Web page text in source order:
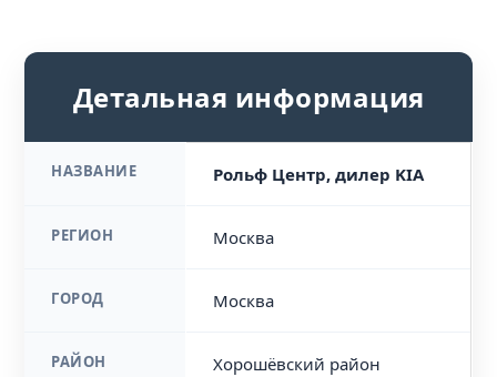
Детальная информация
НАЗВАНИЕ Рольф Центр, дилер KIA
РЕГИОН Москва
ГОРОД Москва
РАЙОН
Хорошёвский район